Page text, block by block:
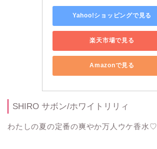
Yahoo!ショッピングで見る
楽天市場で見る
Amazonで見る
SHIRO サボン/ホワイトリリィ
わたしの夏の定番の爽やか万人ウケ香水♡